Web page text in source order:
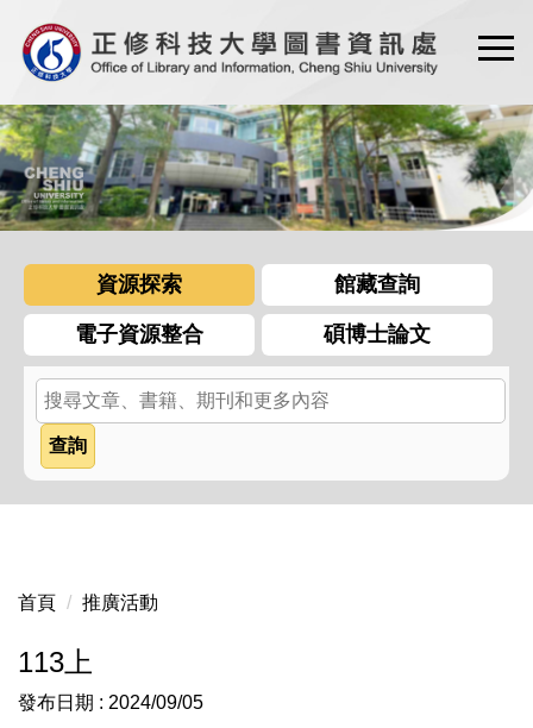
到
主
要
內
容
區
資源探索 館藏查詢
電子資源整合 碩博士論文
首頁 推廣活動
113上
發布日期 : 2024/09/05